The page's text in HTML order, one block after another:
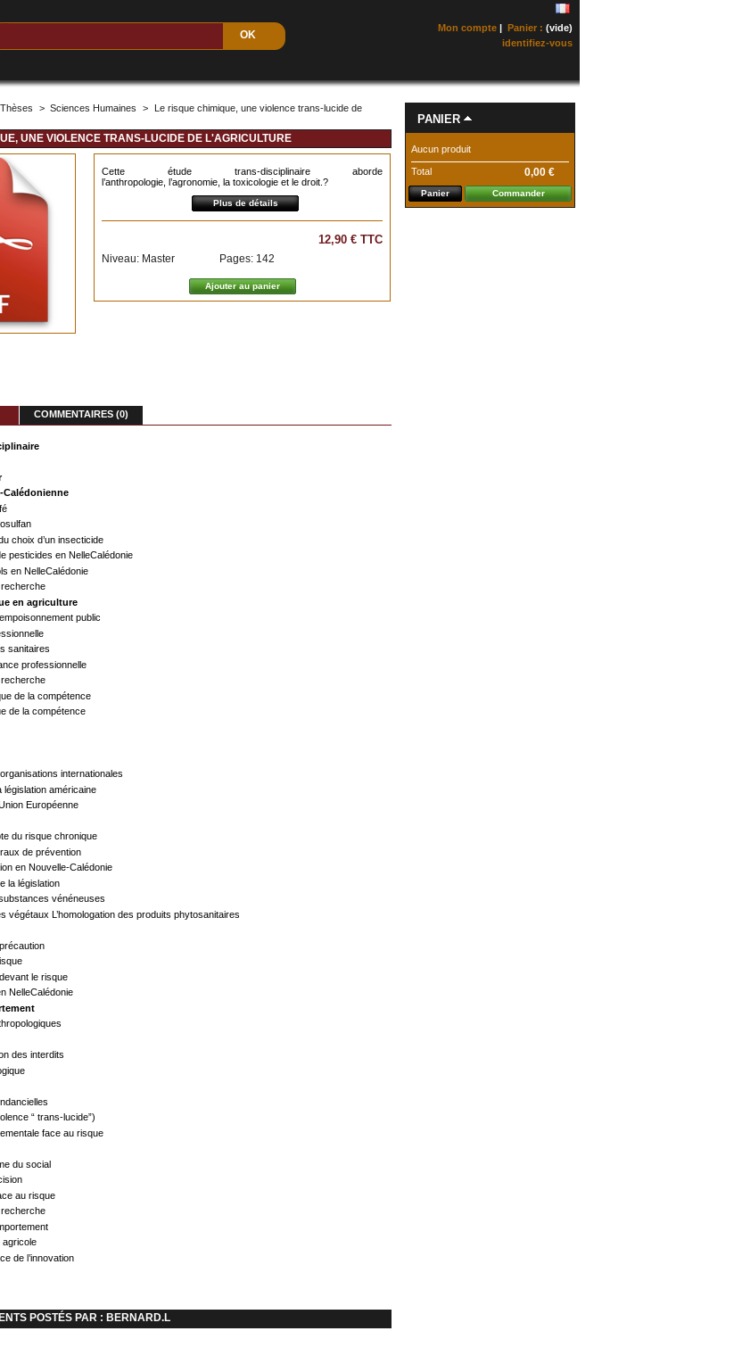
Mon compte | Panier : (vide)
identifiez-vous
> Sciences Humaines >
Le risque chimique, une violence trans-lucide de
UNE VIOLENCE TRANS-LUCIDE DE L'AGRICULTURE
Cette étude trans-disciplinaire aborde
l’anthropologie, l’agronomie, la toxicologie et le droit.?
Plus de détails
12,90 € TTC
Niveau: Master
Pages: 142
COMMENTAIRES (0)
Calédonienne
choix d’un insecticide
pesticides en NelleCalédonie
en NelleCalédonie
en agriculture
public
sanitaires
professionnelle
de la compétence
de la compétence
organisations internationales
la législation américaine
Européenne
du risque chronique
de prévention
en Nouvelle-Calédonie
de la législation
substances vénéneuses
végétaux L’homologation des produits phytosanitaires
le risque
NelleCalédonie
des interdits
“ trans-lucide”)
face au risque
du social
au risque
agricole
de l’innovation
POSTÉS PAR : BERNARD.L
PANIER
Aucun produit
Total 0,00 €
Panier Commander